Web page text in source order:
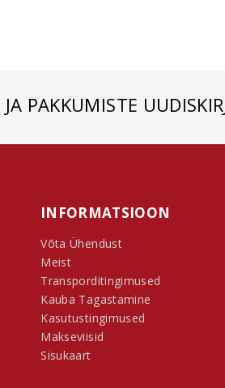
PAKKUMISTE
INFORMATSIOON
Võta Ühendust
Meist
Transporditingimused
Kauba Tagastamine
Kasutustingimused
Makseviisid
Sisukaart